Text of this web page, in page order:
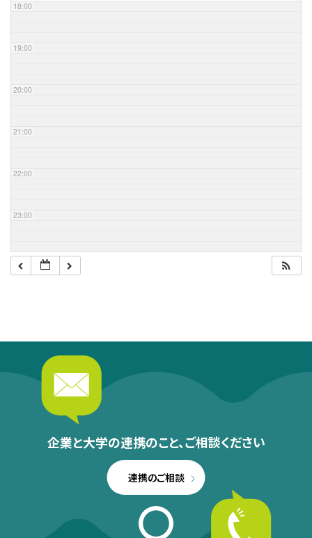
18:00
19:00
20:00
21:00
22:00
23:00
企業と大学の連携のこと、ご相談ください
連携のご相談